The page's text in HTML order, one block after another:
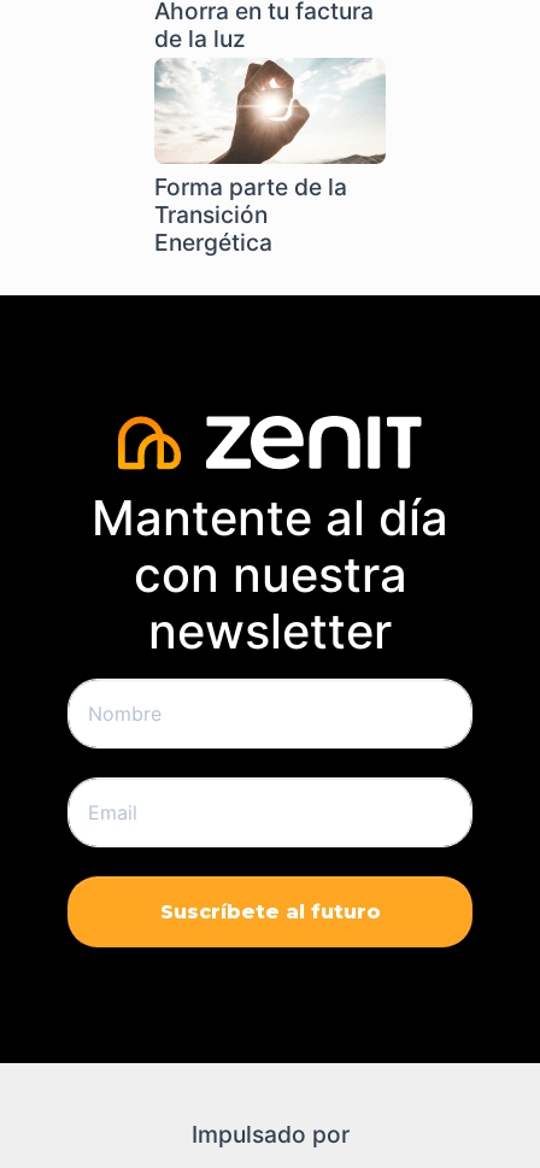
Ahorra en tu factura
de la luz
Forma parte de la
Transición
Energética
Mantente al día
con nuestra
newsletter
Suscríbete al futuro
Impulsado por